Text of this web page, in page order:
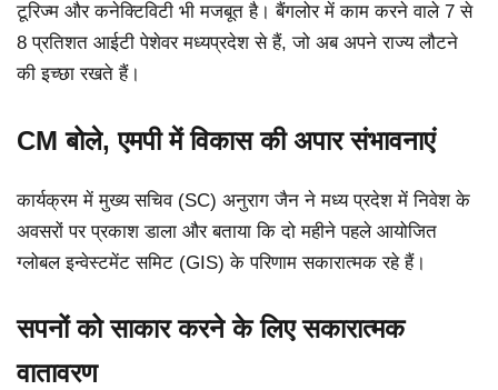
टूरिज्म और कनेक्टिविटी भी मजबूत है। बैंगलोर में काम करने वाले 7 से
8 प्रतिशत आईटी पेशेवर मध्यप्रदेश से हैं, जो अब अपने राज्य लौटने
की इच्छा रखते हैं।
CM बोले, एमपी में विकास की अपार संभावनाएं
कार्यक्रम में मुख्य सचिव (SC) अनुराग जैन ने मध्य प्रदेश में निवेश के
अवसरों पर प्रकाश डाला और बताया कि दो महीने पहले आयोजित
ग्लोबल इन्वेस्टमेंट समिट (GIS) के परिणाम सकारात्मक रहे हैं।
सपनों को साकार करने के लिए सकारात्मक
वातावरण